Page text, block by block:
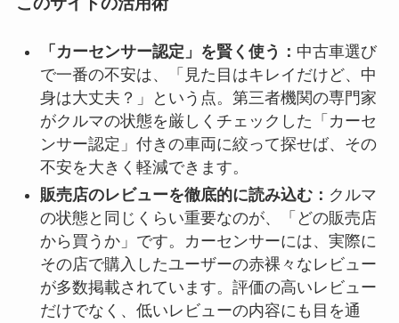
「カーセンサー認定」を賢く使う： 中古車選び
で一番の不安は、「見た目はキレイだけど、中
身は大丈夫？」という点。第三者機関の専門家
がクルマの状態を厳しくチェックした「カーセ
ンサー認定」付きの車両に絞って探せば、その
不安を大きく軽減できます。
販売店のレビューを徹底的に読み込む： クルマ
の状態と同じくらい重要なのが、「どの販売店
から買うか」です。カーセンサーには、実際に
その店で購入したユーザーの赤裸々なレビュー
が多数掲載されています。評価の高いレビュー
だけでなく、低いレビューの内容にも目を通